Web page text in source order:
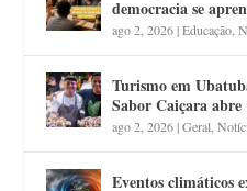
democracia se
ago 2, 2026|Educação ,
Turismo em
Sabor Caiçara abre
ago 2, 2026|Geral ,
Eventos climáticos